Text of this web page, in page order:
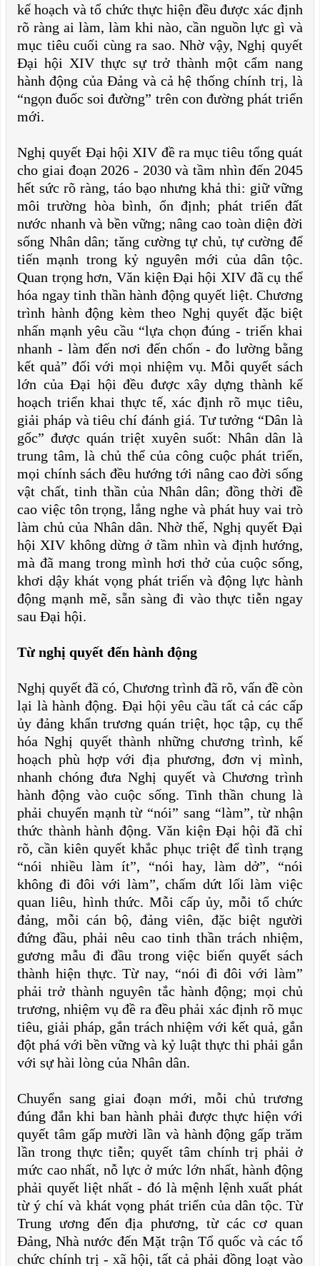
kế hoạch và tổ chức thực hiện đều được xác định
rõ ràng ai làm, làm khi nào, cần nguồn lực gì và
mục tiêu cuối cùng ra sao. Nhờ vậy, Nghị quyết
Đại hội XIV thực sự trở thành một cẩm nang
hành động của Đảng và cả hệ thống chính trị, là
“ngọn đuốc soi đường” trên con đường phát triển
mới.
Nghị quyết Đại hội XIV đề ra mục tiêu tổng quát
cho giai đoạn 2026 - 2030 và tầm nhìn đến 2045
hết sức rõ ràng, táo bạo nhưng khả thi: giữ vững
môi trường hòa bình, ổn định; phát triển đất
nước nhanh và bền vững; nâng cao toàn diện đời
sống Nhân dân; tăng cường tự chủ, tự cường để
tiến mạnh trong kỷ nguyên mới của dân tộc.
Quan trọng hơn, Văn kiện Đại hội XIV đã cụ thể
hóa ngay tinh thần hành động quyết liệt. Chương
trình hành động kèm theo Nghị quyết đặc biệt
nhấn mạnh yêu cầu “lựa chọn đúng - triển khai
nhanh - làm đến nơi đến chốn - đo lường bằng
kết quả” đối với mọi nhiệm vụ. Mỗi quyết sách
lớn của Đại hội đều được xây dựng thành kế
hoạch triển khai thực tế, xác định rõ mục tiêu,
giải pháp và tiêu chí đánh giá. Tư tưởng “Dân là
gốc” được quán triệt xuyên suốt: Nhân dân là
trung tâm, là chủ thể của công cuộc phát triển,
mọi chính sách đều hướng tới nâng cao đời sống
vật chất, tinh thần của Nhân dân; đồng thời đề
cao việc tôn trọng, lắng nghe và phát huy vai trò
làm chủ của Nhân dân. Nhờ thế, Nghị quyết Đại
hội XIV không dừng ở tầm nhìn và định hướng,
mà đã mang trong mình hơi thở của cuộc sống,
khơi dậy khát vọng phát triển và động lực hành
động mạnh mẽ, sẵn sàng đi vào thực tiễn ngay
sau Đại hội.
Từ nghị quyết đến hành động
Nghị quyết đã có, Chương trình đã rõ, vấn đề còn
lại là hành động. Đại hội yêu cầu tất cả các cấp
ủy đảng khẩn trương quán triệt, học tập, cụ thể
hóa Nghị quyết thành những chương trình, kế
hoạch phù hợp với địa phương, đơn vị mình,
nhanh chóng đưa Nghị quyết và Chương trình
hành động vào cuộc sống. Tinh thần chung là
phải chuyển mạnh từ “nói” sang “làm”, từ nhận
thức thành hành động. Văn kiện Đại hội đã chỉ
rõ, cần kiên quyết khắc phục triệt để tình trạng
“nói nhiều làm ít”, “nói hay, làm dở”, “nói
không đi đôi với làm”, chấm dứt lối làm việc
quan liêu, hình thức. Mỗi cấp ủy, mỗi tổ chức
đảng, mỗi cán bộ, đảng viên, đặc biệt người
đứng đầu, phải nêu cao tinh thần trách nhiệm,
gương mẫu đi đầu trong việc biến quyết sách
thành hiện thực. Từ nay, “nói đi đôi với làm”
phải trở thành nguyên tắc hành động; mọi chủ
trương, nhiệm vụ đề ra đều phải xác định rõ mục
tiêu, giải pháp, gắn trách nhiệm với kết quả, gắn
đột phá với bền vững và kỷ luật thực thi phải gắn
với sự hài lòng của Nhân dân.
Chuyển sang giai đoạn mới, mỗi chủ trương
đúng đắn khi ban hành phải được thực hiện với
quyết tâm gấp mười lần và hành động gấp trăm
lần trong thực tiễn; quyết tâm chính trị phải ở
mức cao nhất, nỗ lực ở mức lớn nhất, hành động
phải quyết liệt nhất - đó là mệnh lệnh xuất phát
từ ý chí và khát vọng phát triển của dân tộc. Từ
Trung ương đến địa phương, từ các cơ quan
Đảng, Nhà nước đến Mặt trận Tổ quốc và các tổ
chức chính trị - xã hội, tất cả phải đồng loạt vào